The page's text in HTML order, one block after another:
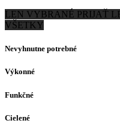
LEN VYBRANÉ PRIJAŤ
VŠETKY
Nevyhnutne potrebné
Výkonné
Funkčné
Cielené